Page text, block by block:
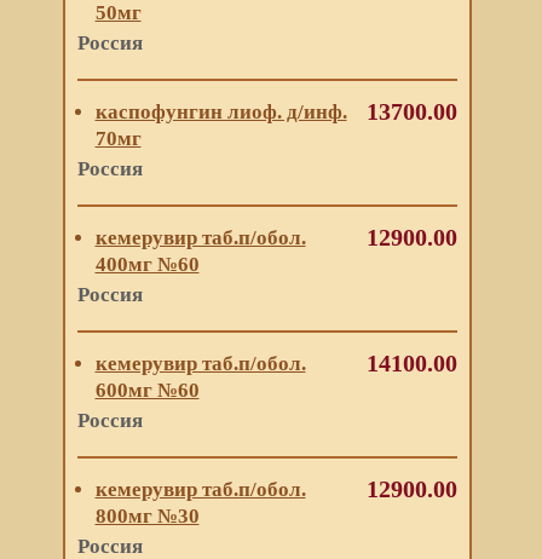
50мг
Россия
каспофунгин лиоф. д/инф.
70мг
Россия
13700.00
кемерувир таб.п/обол.
400мг №60
Россия
12900.00
кемерувир таб.п/обол.
600мг №60
Россия
14100.00
кемерувир таб.п/обол.
800мг №30
Россия
12900.00